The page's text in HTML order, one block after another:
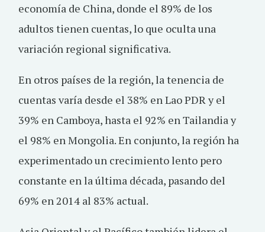
economía de China, donde el 89% de los
adultos tienen cuentas, lo que oculta una
variación regional significativa.
En otros países de la región, la tenencia de
cuentas varía desde el 38% en Lao PDR y el
39% en Camboya, hasta el 92% en Tailandia y
el 98% en Mongolia. En conjunto, la región ha
experimentado un crecimiento lento pero
constante en la última década, pasando del
69% en 2014 al 83% actual.